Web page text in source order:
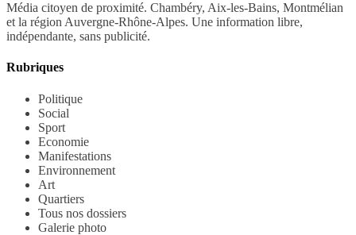
Média citoyen de proximité. Chambéry, Aix-les-Bains, Montmélian
et la région Auvergne-Rhône-Alpes. Une information libre,
indépendante, sans publicité.
Rubriques
Politique
Social
Sport
Economie
Manifestations
Environnement
Art
Quartiers
Tous nos dossiers
Galerie photo